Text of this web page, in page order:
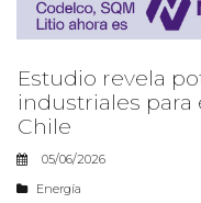
Estudio revela
industriales
Chile
05/06/2026
Energía